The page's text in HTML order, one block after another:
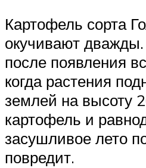
Картофель сорта
окучивают
после появления
когда растения
землей на высоту
картофель и
засушливое лето
повредит.